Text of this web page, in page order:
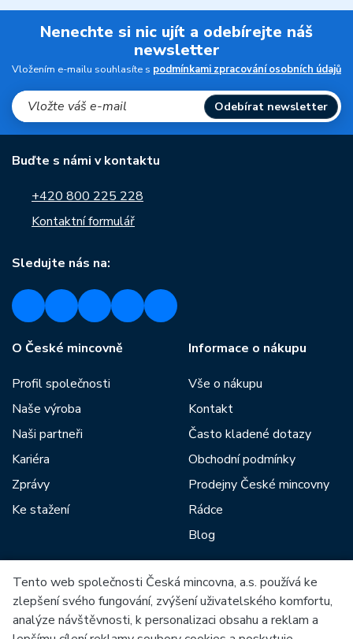
Nenechte si nic ujít a odebírejte náš
newsletter
Vložením e-mailu souhlasíte s podmínkami zpracování osobních údajů
Odebírat newsletter
Buďte s námi v kontaktu
+420 800 225 228
Kontaktní formulář
Sledujte nás na:
O České mincovně
Profil společnosti
Naše výroba
Naši partneři
Kariéra
Zprávy
Ke stažení
Informace o nákupu
Vše o nákupu
Kontakt
Často kladené dotazy
Obchodní podmínky
Prodejny České mincovny
Rádce
Blog
Mezi naše partnery patří:
Tento web společnosti Česká mincovna, a.s. používá ke
zlepšení svého fungování, zvýšení uživatelského komfortu,
analýze návštěvnosti, k personalizaci obsahu a reklam a